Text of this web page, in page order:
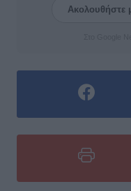
Ακολουθήστε